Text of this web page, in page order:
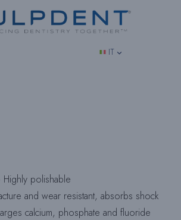
IT
polishable
and wear resistant, absorbs shock
calcium, phosphate and fluoride